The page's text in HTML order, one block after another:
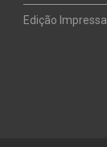
Edição Impressa